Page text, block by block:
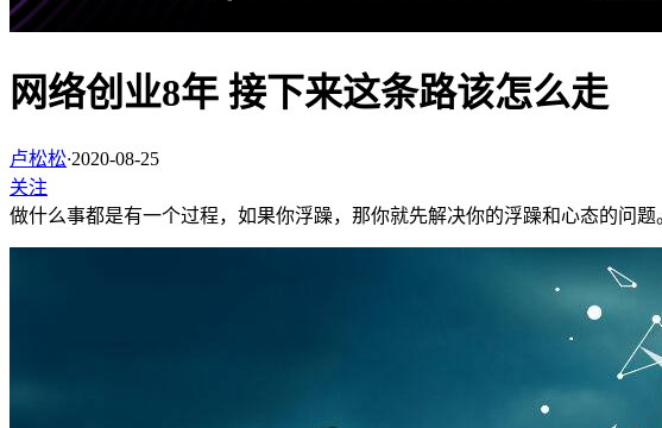
网络创业8年 接下来这条路该怎么走
卢松松·2020-08-25
关注
做什么事都是有一个过程，如果你浮躁，那你就先解决你的浮躁和心态的问题